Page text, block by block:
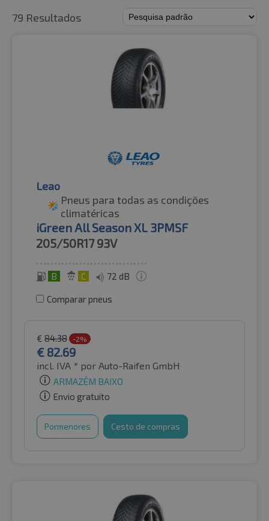
79 Resultados
Leao
Pneus para todas as condições
climatéricas
iGreen All Season XL 3PMSF
205/50R17 93V
B C 72 dB
Comparar pneus
€ 84.38 -2%
€ 82.69
incl. IVA * por Auto-Raifen GmbH
ARMAZÉM BAIXO
Envio gratuito
Pormenores Cesto de compras